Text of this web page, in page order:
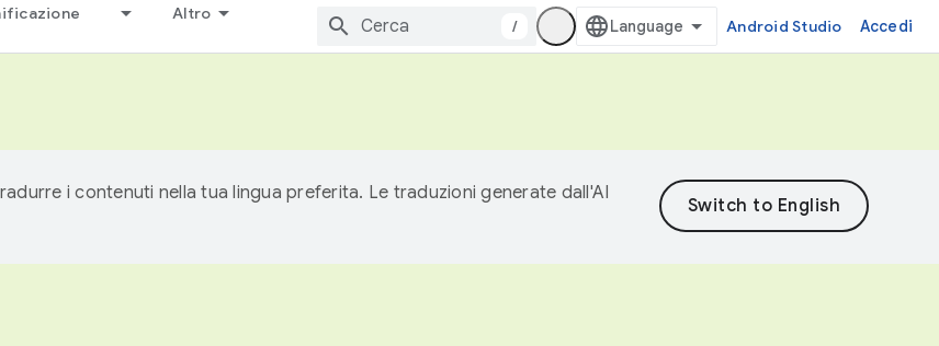
Altro
/ Android Studio Accedi
i contenuti nella tua lingua preferita. Le traduzioni generate dall'AI